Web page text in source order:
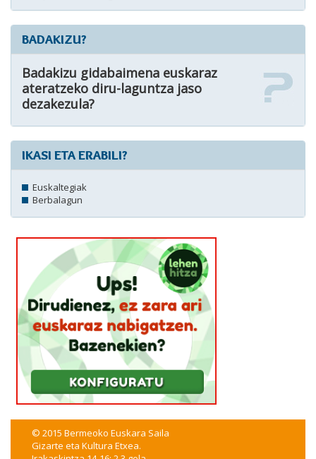
BADAKIZU?
Badakizu gidabaimena euskaraz
ateratzeko diru-laguntza jaso
dezakezula?
IKASI ETA ERABILI?
Euskaltegiak
Berbalagun
© 2015 Bermeoko Euskara Saila
Gizarte eta Kultura Etxea.